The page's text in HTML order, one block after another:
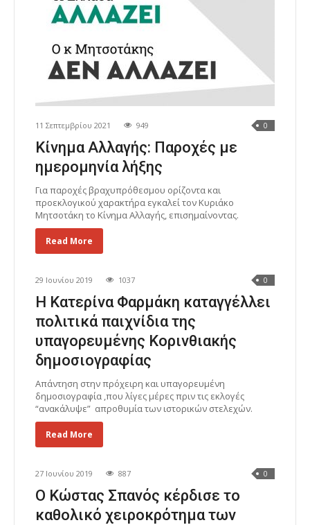
11 Σεπτεμβρίου 2021 949 0
Κίνημα Αλλαγής: Παροχές με
ημερομηνία λήξης
Για παροχές βραχυπρόθεσμου ορίζοντα και
προεκλογικού χαρακτήρα εγκαλεί τον Κυριάκο
Μητσοτάκη το Κίνημα Αλλαγής, επισημαίνοντας.
Read More
29 Ιουνίου 2019 1037 0
Η Κατερίνα Φαρμάκη καταγγέλλει
πολιτικά παιχνίδια της
υπαγορευμένης Κορινθιακής
δημοσιογραφίας
Απάντηση στην πρόχειρη και υπαγορευμένη
δημοσιογραφία ,που λίγες μέρες πριν τις εκλογές
“ανακάλυψε” απροθυμία των ιστορικών στελεχών.
Read More
27 Ιουνίου 2019 887 0
Ο Κώστας Σπανός κέρδισε το
καθολικό χειροκρότημα των